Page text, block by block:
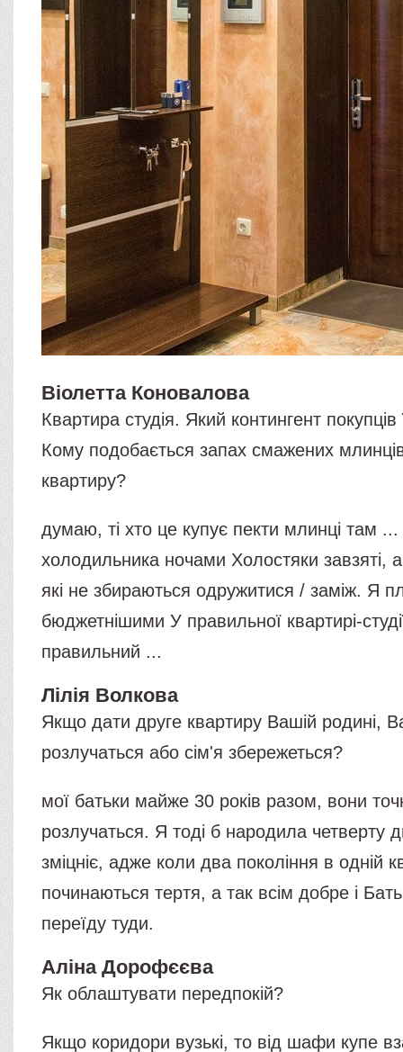
Віолетта Коновалова
Квартира студія. Який контингент
Кому подобається запах смажених
квартиру?
думаю, ті хто це купує пекти млинці там
холодильника ночами Холостяки завзяті,
які не збираються одружитися / заміж. Я
бюджетнішими У правильної квартирі-
правильний ...
Лілія Волкова
Якщо дати друге квартиру Вашій родині,
розлучаться або сім'я збережеться?
мої батьки майже 30 років разом, вони
розлучаться. Я тоді б народила четверту
зміцніє, адже коли два покоління в одній
починаються тертя, а так всім добре і
переїду туди.
Аліна Дорофєєва
Як облаштувати передпокій?
Якщо коридори вузькі, то від шафи купе